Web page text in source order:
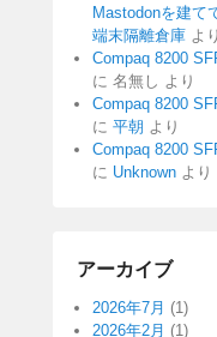
Mastodonを建て
端末隔離倉庫 より
Compaq 8200
に 名無し より
Compaq 8200
に 平朝 より
Compaq 8200
に Unknown より
アーカイブ
2026年7月 (1)
2026年2月 (1)